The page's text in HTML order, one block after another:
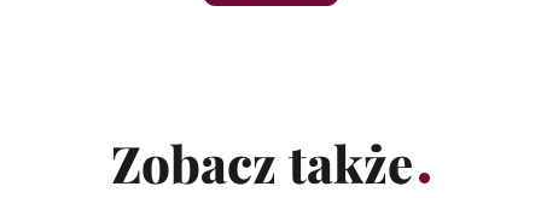
Zobacz także